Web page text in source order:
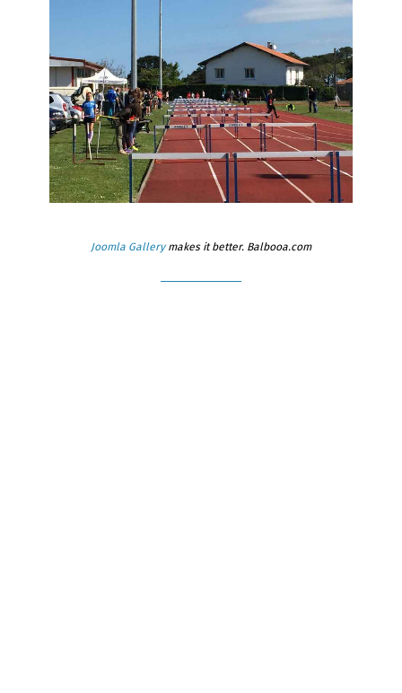
Joomla Gallerymakes it better. Balbooa.com